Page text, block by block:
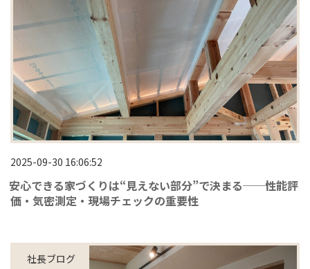
2025-09-30 16:06:52
安心できる家づくりは“見えない部分”で決まる──性能評
価・気密測定・現場チェックの重要性
社長ブログ